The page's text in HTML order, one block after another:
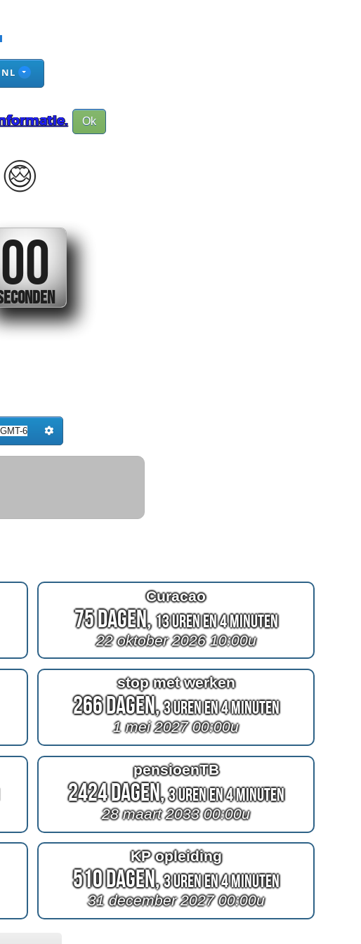
NL
Ok
00
Curacao
75 Dagen,13 Uren en 4 Minuten
22 oktober 2026 10:00u
stop met werken
266 Dagen,3 Uren en 4 Minuten
1 mei 2027 00:00u
pensioenTB
2424 Dagen,3 Uren en 4 Minuten
28 maart 2033 00:00u
KP opleiding
510 Dagen,3 Uren en 4 Minuten
31 december 2027 00:00u